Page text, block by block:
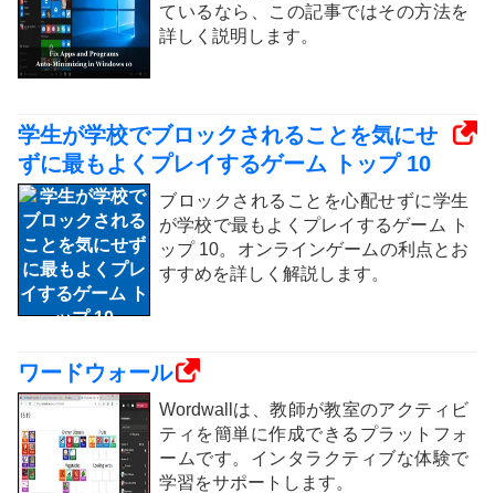
ているなら、この記事ではその方法を
詳しく説明します。
学生が学校でブロックされることを気にせ
ずに最もよくプレイするゲーム トップ 10
ブロックされることを心配せずに学生
が学校で最もよくプレイするゲーム ト
ップ 10。オンラインゲームの利点とお
すすめを詳しく解説します。
ワードウォール
Wordwallは、教師が教室のアクティビ
ティを簡単に作成できるプラットフォ
ームです。インタラクティブな体験で
学習をサポートします。